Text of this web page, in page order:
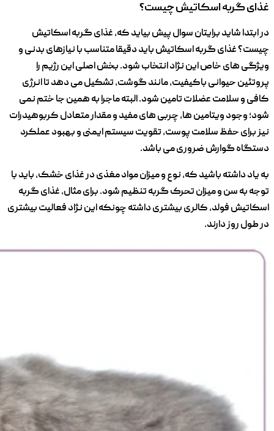
غذای گربه اسکاتیش چیست؟
در ابتدا شاید برایتان سوال پیش بیاید که، غذای گربه اسکاتیش
چیست؟ غذای گربه اسکاتیش باید دقیقا متناسب با نیازهای بدنی و
ویژگی ‌های خاص این نژاد انتخاب شود. بخش اصلی این رژیم را
پروتئین حیوانی باکیفیت، مانند گوشت، تشکیل می ‌دهد تا انرژی
کافی و سلامت عضلات تامین شود. البته ماجرا به همین ‌جا ختم نمی‌
شود؛ وجود ویتامین‌ ها، چربی‌ های مفید و مقدار متعادل کربوهیدرات
نیز برای حفظ سلامت پوست، تقویت سیستم ایمنی و بهبود عملکرد
دستگاه گوارش ضروری می باشد.
به یاد داشته باشید که، نوع و میزان مواد مغذی در غذای خشک، باید با
توجه به سن و میزان تحرک گربه تنظیم شود. برای مثال، غذای گربه
اسکاتیش فولد، کالری بیشتری داشته چونکه این نژاد فعالیت بیشتری
در طول روز دارند.